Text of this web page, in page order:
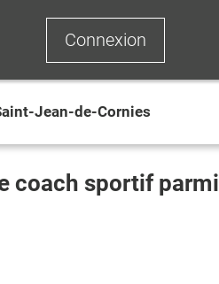
Connexion
Jean-de-Cornies
coach sportif parmi